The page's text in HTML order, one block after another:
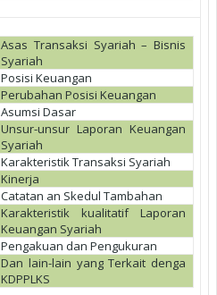
Asas Transaksi Syariah – Bisnis
Syariah
Posisi Keuangan
Perubahan Posisi Keuangan
Asumsi Dasar
Unsur-unsur Laporan Keuangan
Syariah
Karakteristik Transaksi Syariah
Kinerja
Catatan an Skedul Tambahan
Karakteristik kualitatif Laporan
Keuangan Syariah
Pengakuan dan Pengukuran
Dan lain-lain yang Terkait denga
KDPPLKS